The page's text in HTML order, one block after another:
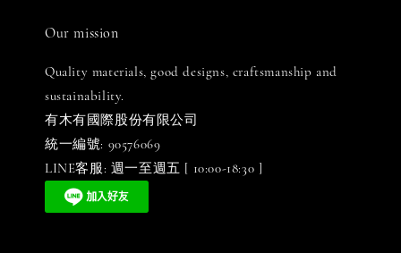
Our mission
Quality materials, good designs, craftsmanship and
sustainability.
有木有國際股份有限公司
統一編號: 90576069
LINE客服: 週一至週五 [ 10:00-18:30 ]